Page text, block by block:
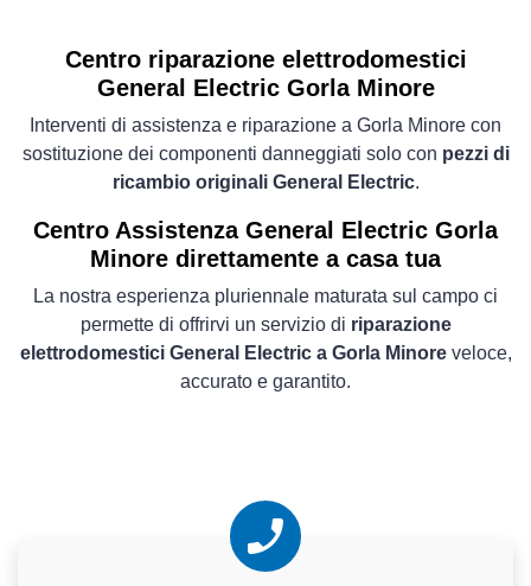
Centro riparazione elettrodomestici
General Electric Gorla Minore
Interventi di assistenza e riparazione a Gorla Minore con
sostituzione dei componenti danneggiati solo con pezzi di
ricambio originali General Electric.
Centro Assistenza General Electric Gorla
Minore direttamente a casa tua
La nostra esperienza pluriennale maturata sul campo ci
permette di offrirvi un servizio di riparazione
elettrodomestici General Electric a Gorla Minoreveloce,
accurato e garantito.